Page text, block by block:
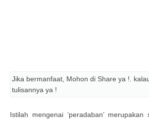
Jika bermanfaat, Mohon di Share ya !.
tulisannya ya !
Istilah mengenai ‘peradaban’